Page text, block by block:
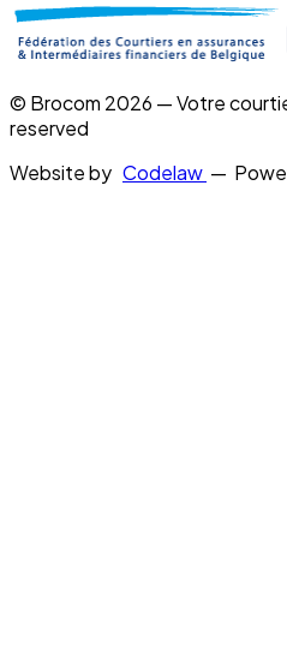
© Brocom 2026 — Votre
reserved
Website by Codelaw —